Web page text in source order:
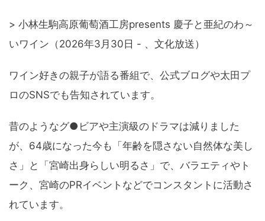
> 小林生駒高原葡萄酒工房presents 慶子と亜紀のわ～
いワイン（2026年3月30日 - 、文化放送）
ワイン好きの親子が語る番組で、公式ブログや太田プ
ロのSNSでも告知されています。
昔のようなグ●ビアや主演級のドラマは減りました
が、64歳になった今も「年齢を隠さない自然体な美し
さ」と「宮崎出身らしい明るさ」で、バラエティやト
ーク、宮崎のPRイベントなどでコンスタントに活動さ
れています。